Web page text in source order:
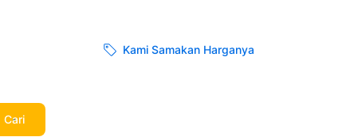
Kami Samakan Harganya
Cari